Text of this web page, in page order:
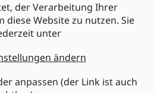
der Verarbeitung Ihrer
diese Website zu nutzen. Sie
unter
ändern
anpassen (der Link ist auch
wir werden Ihnen Informationen
E-Shop zusenden.